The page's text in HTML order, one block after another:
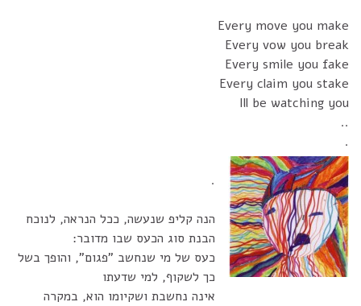
Every move you make
Every vow you break
Every smile you fake
Every claim you stake
Ill be watching you
..
.
.
הנה קליפ שנעשה, ככל הנראה, לנוכח
הבנת סוג הכעס שבו מדובר:
כעס של מי שנחשב "פגום", והופך בשל
כך לשקוף, למי שדעתו
אינה נחשבת ושקיומו הוא, במקרה